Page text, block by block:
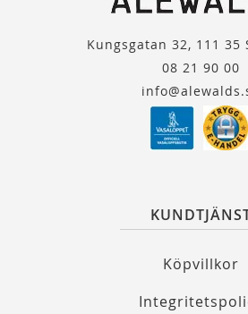
Kungsgatan 32, 111 35
08 21 90 00
Köpvillkor